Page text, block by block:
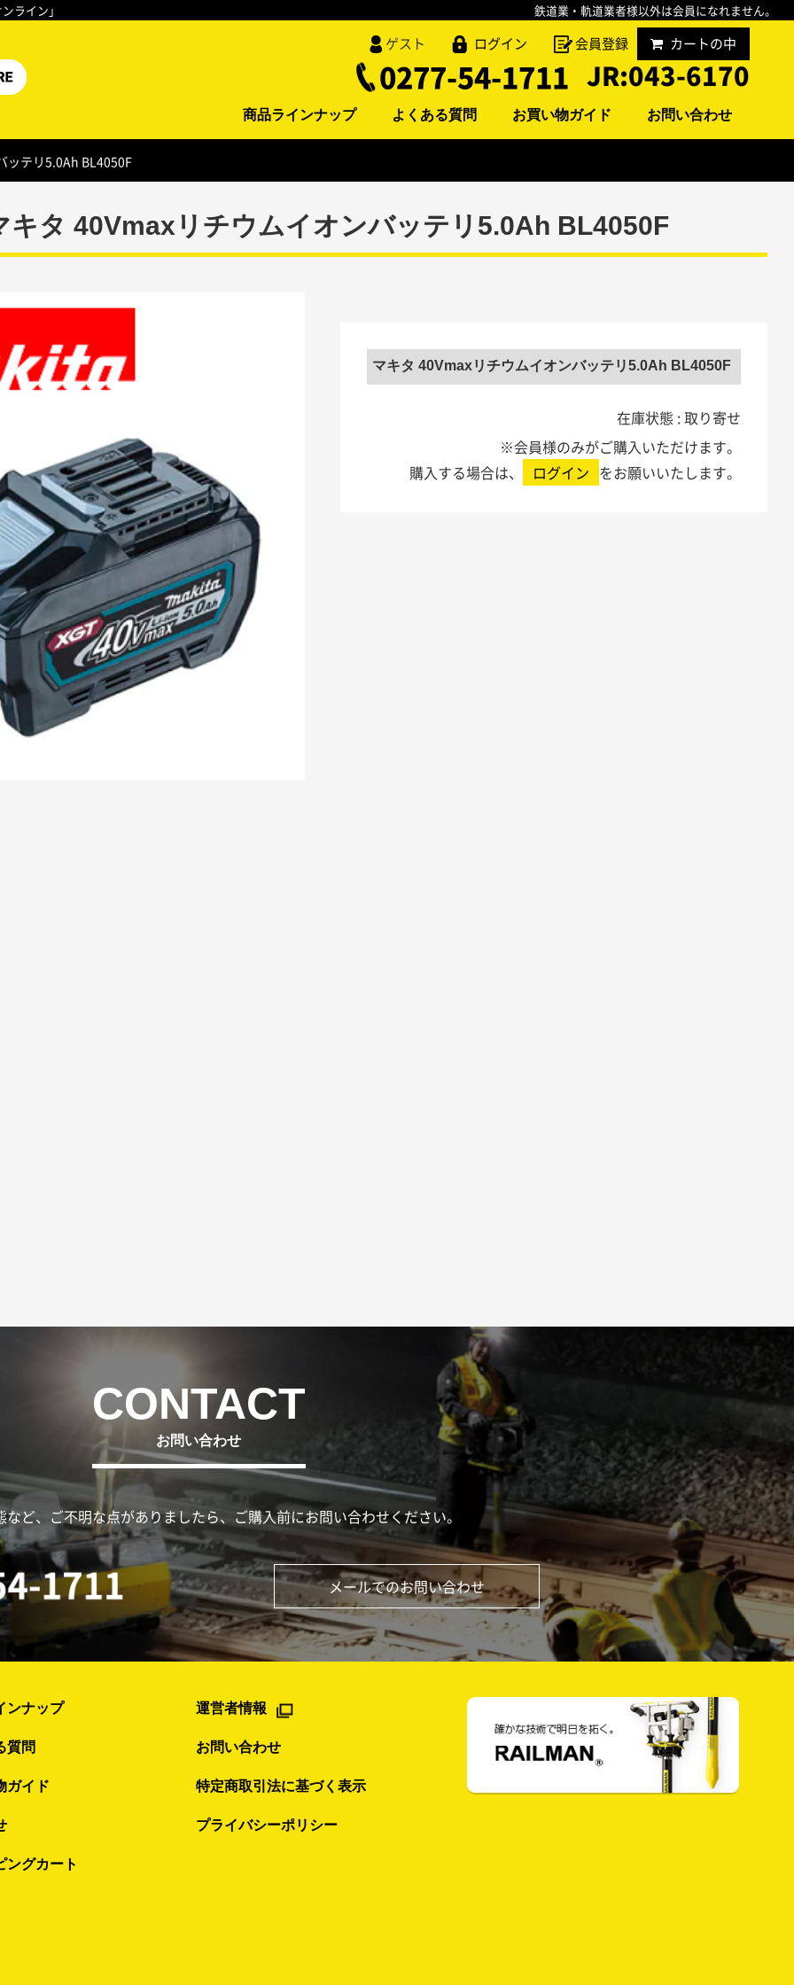
ライン」 鉄道業・軌道業者様以外は会員になれません。
ゲスト ログイン 会員登録 カートの中
0277-54-1711 JR:043-6170
商品ラインナップ よくある質問 お買い物ガイド お問い合わせ
ッテリ5.0Ah BL4050F
キタ 40Vmaxリチウムイオンバッテリ5.0Ah BL4050F
マキタ 40Vmaxリチウムイオンバッテリ5.0Ah BL4050F
在庫状態 : 取り寄せ
※会員様のみがご購入いただけます。
購入する場合は、
ログイン をお願いいたします。
お問い合わせ
など、ご不明な点がありましたら、ご購入前にお問い合わせください。
メールでのお問い合わせ
ンナップ
質問
ガイド
ングカート
運営者情報
お問い合わせ
特定商取引法に基づく表示
プライバシーポリシー